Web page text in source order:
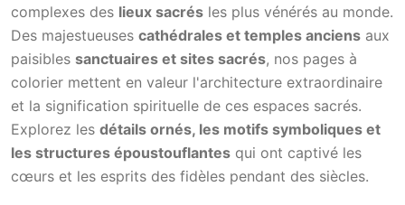
complexes des lieux sacrés les plus vénérés au monde.
Des majestueuses cathédrales et temples anciens aux
paisibles sanctuaires et sites sacrés, nos pages à
colorier mettent en valeur l'architecture extraordinaire
et la signification spirituelle de ces espaces sacrés.
Explorez les détails ornés, les motifs symboliques et
les structures époustouflantes qui ont captivé les
cœurs et les esprits des fidèles pendant des siècles.